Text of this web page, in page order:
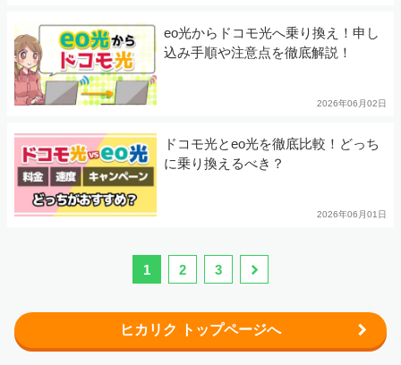
eo光からドコモ光へ乗り換え！申し
込み手順や注意点を徹底解説！
2026年06月02日
ドコモ光とeo光を徹底比較！どっち
に乗り換えるべき？
2026年06月01日
1 2 3
ヒカリク トップページへ